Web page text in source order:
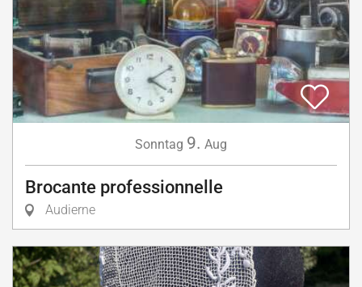
Sonntag 9. Aug
Brocante professionnelle
Audierne